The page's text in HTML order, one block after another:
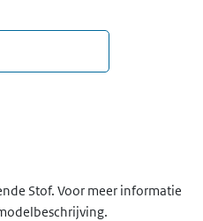
Stof. Voor meer informatie
een nieuw tabblad)